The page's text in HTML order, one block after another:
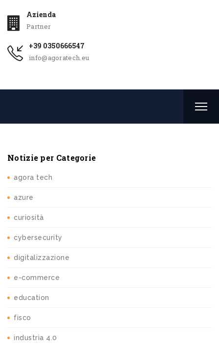
Azienda
Partner
+39 0350666547
info@agoratech.eu
Notizie per Categorie
agora tech
azure
curiosità
cybersecurity
digitalizzazione
e-commerce
education
fisco
industria 4.0